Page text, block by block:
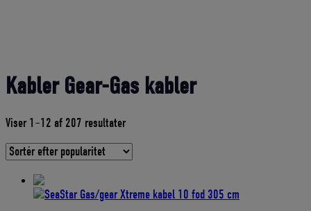
Kabler Gear-Gas kabler
Viser 1–12 af 207 resultaterSorteret
gennemsnitlig